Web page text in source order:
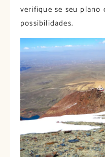
verifique se seu plano
possibilidades.